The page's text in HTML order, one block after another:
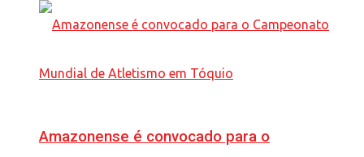
Amazonense é convocado para o